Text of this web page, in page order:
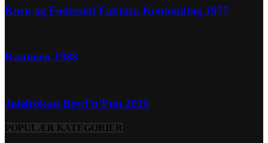
Korn og Foderstof Faktura Kontoudtog 1977
Kantinen 1988
Julefrokost Bowl’n’Fun 2015
POPULÆR KATEGORIER